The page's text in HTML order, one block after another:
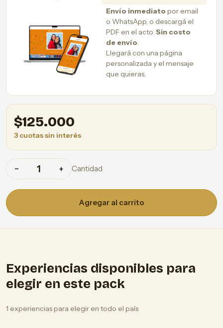
Envío inmediato por email
o WhatsApp, o descargá el
PDF en el acto. Sin costo
de envío.
Llegará con una página
personalizada y el mensaje
que quieras.
$125.000
3 cuotas sin interés
− + Cantidad
Agregar al carrito
Experiencias disponibles para
elegir en este pack
1 experiencias para elegir en todo el país